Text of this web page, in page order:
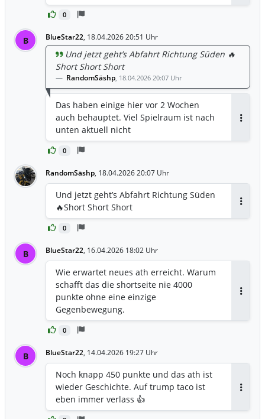
0
B BlueStar22, 18.04.2026 20:51 Uhr
0
Und jetzt geht’s Abfahrt Richtung Süden 🔥
Short Short Short
RandomSäshp, 18.04.2026 20:07 Uhr
Das haben einige hier vor 2 Wochen
auch behauptet. Viel Spielraum ist nach
unten aktuell nicht
RandomSäshp, 18.04.2026 20:07 Uhr
0
Und jetzt geht’s Abfahrt Richtung Süden
🔥Short Short Short
B BlueStar22, 16.04.2026 18:02 Uhr
0
Wie erwartet neues ath erreicht. Warum
schafft das die shortseite nie 4000
punkte ohne eine einzige
Gegenbewegung.
B BlueStar22, 14.04.2026 19:27 Uhr
Noch knapp 450 punkte und das ath ist
wieder Geschichte. Auf trump taco ist
eben immer verlass 👍